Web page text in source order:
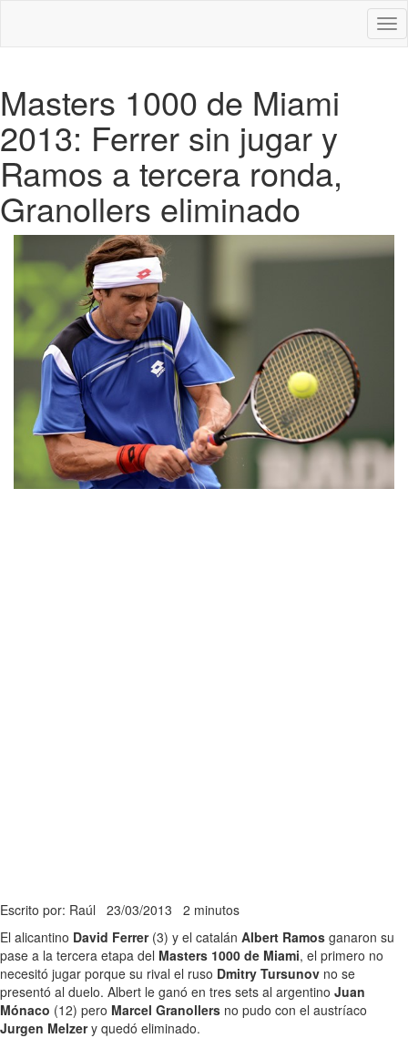
Masters 1000 de Miami
2013: Ferrer sin jugar y
Ramos a tercera ronda,
Granollers eliminado
Escrito por: Raúl 23/03/2013 2 minutos
El alicantino David Ferrer (3) y el catalán Albert Ramos ganaron su
pase a la tercera etapa del Masters 1000 de Miami, el primero no
necesitó jugar porque su rival el ruso Dmitry Tursunov no se
presentó al duelo. Albert le ganó en tres sets al argentino Juan
Mónaco (12) pero Marcel Granollers no pudo con el austríaco
Jurgen Melzery quedó eliminado.